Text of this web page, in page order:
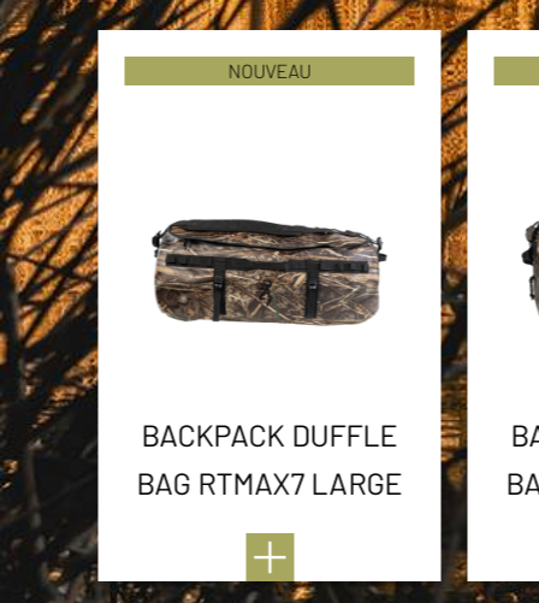
NOUVEAU
BACKPACK DUFFLE
BAG RTMAX7 LARGE